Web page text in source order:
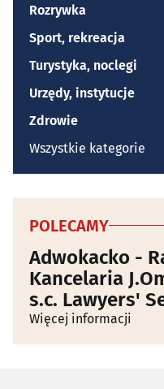
Rozrywka
Sport, rekreacja
Turystyka, noclegi
Urzędy, instytucje
Zdrowie
Wszystkie kategorie
POLECAMY
Adwokacko -
Kancelaria
s.c. Lawyers'
Więcej informacji